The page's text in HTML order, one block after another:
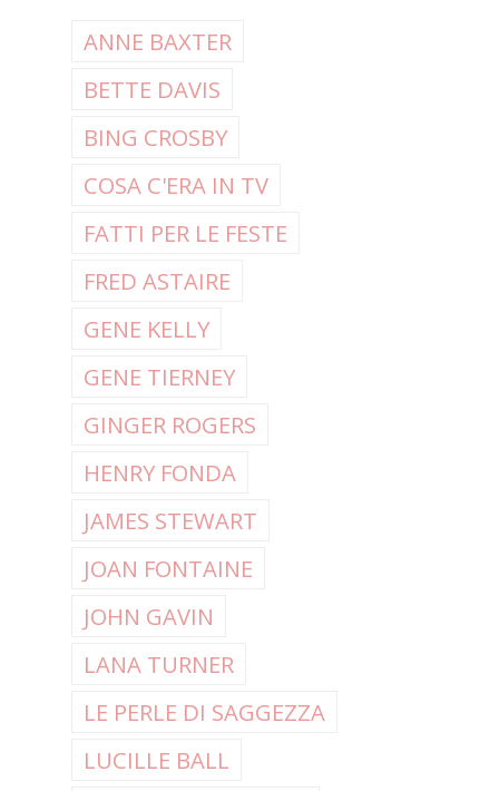
ANNE BAXTER
BETTE DAVIS
BING CROSBY
COSA C'ERA IN TV
FATTI PER LE FESTE
FRED ASTAIRE
GENE KELLY
GENE TIERNEY
GINGER ROGERS
HENRY FONDA
JAMES STEWART
JOAN FONTAINE
JOHN GAVIN
LANA TURNER
LE PERLE DI SAGGEZZA
LUCILLE BALL